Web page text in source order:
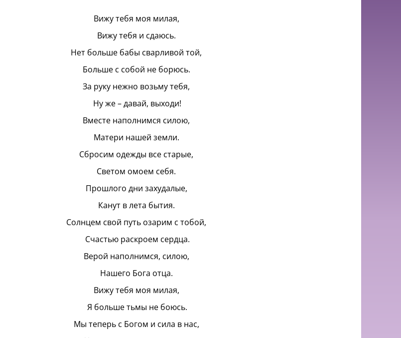
Вижу тебя моя милая,
Вижу тебя и сдаюсь.
Нет больше бабы сварливой той,
Больше с собой не борюсь.
За руку нежно возьму тебя,
Ну же – давай, выходи!
Вместе наполнимся силою,
Матери нашей земли.
Сбросим одежды все старые,
Светом омоем себя.
Прошлого дни захудалые,
Канут в лета бытия.
Солнцем свой путь озарим с тобой,
Счастью раскроем сердца.
Верой наполнимся, силою,
Нашего Бога отца.
Вижу тебя моя милая,
Я больше тьмы не боюсь.
Мы теперь с Богом и сила в нас,